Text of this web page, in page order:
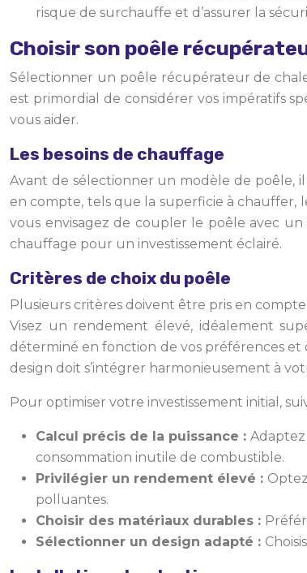
risque de surchauffe et d’assurer la
Choisir son poêle
Sélectionner un poêle récupérateur de
est primordial de considérer vos impératifs
vous aider.
Les besoins de chauffage
Avant de sélectionner un modèle de poêle,
en compte, tels que la superficie à chauffer,
vous envisagez de coupler le poêle avec
chauffage pour un investissement éclairé.
Critères de choix du poêle
Plusieurs critères doivent être pris en
Visez un rendement élevé, idéalement
déterminé en fonction de vos préférences
design doit s’intégrer harmonieusement à
Pour optimiser votre investissement initial,
Calcul précis de la puissance :
consommation inutile de combustible.
Privilégier un rendement élevé :
polluantes.
Choisir des matériaux durables :
Sélectionner un design adapté :